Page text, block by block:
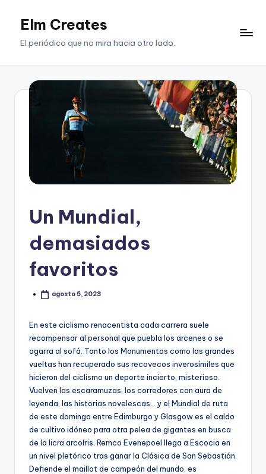
SaltarElm Creates
El periódico que no mira hacia otro lado.
Un Mundial,
demasiados
favoritos
agosto 5, 2023
En este ciclismo renacentista cada carrera suele
recompensar al personal que puebla los arcenes o se
agarra al sofá. Tanto los Monumentos como las grandes
vueltas han recuperado sus recovecos inverosímiles que
hicieron del ciclismo un deporte incierto, misterioso.
Vuelven las escaramuzas, los corredores con aura de
leyenda, las historias novelescas… y el Mundial de ruta
de este domingo entre Edimburgo y Glasgow es el caldo
de cultivo idóneo para otra pelea de gigantes en busca
de la licra arcoíris. Remco Evenepoel llega a Escocia en
un nivel pletórico tras ganar la Clásica de San Sebastián.
Defiende el maillot de campeón del mundo, es